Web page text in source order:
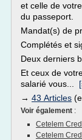
et celle de
du passeport.
Mandat(s) de
Complétés et
Deux derniers
Et ceux de
salarié vous...
→ 43 Articles
Voir également :
Cetelem
Cetelem